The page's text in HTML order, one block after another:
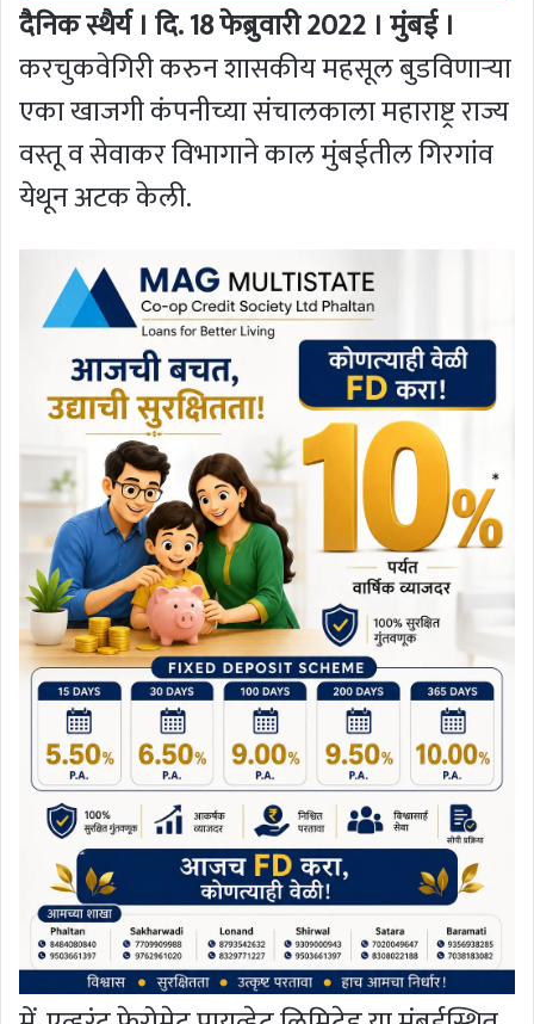
दैनिक स्थैर्य । दि. 18 फेब्रुवारी 2022 । मुंबई ।
करचुकवेगिरी करुन शासकीय महसूल बुडविणाऱ्या
एका खाजगी कंपनीच्या संचालकाला महाराष्ट्र राज्य
वस्तू व सेवाकर विभागाने काल मुंबईतील गिरगांव
येथून अटक केली.